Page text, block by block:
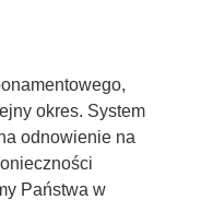
okres. System
odnowienie na
Państwa w